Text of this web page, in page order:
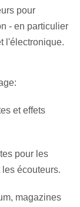
pour
- en particulier
l'électronique.
et effets
pour les
écouteurs.
magazines